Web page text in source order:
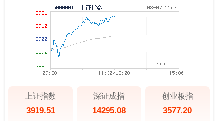
上证指数
3919.51
深证成指
14295.08
创业板指
3577.20